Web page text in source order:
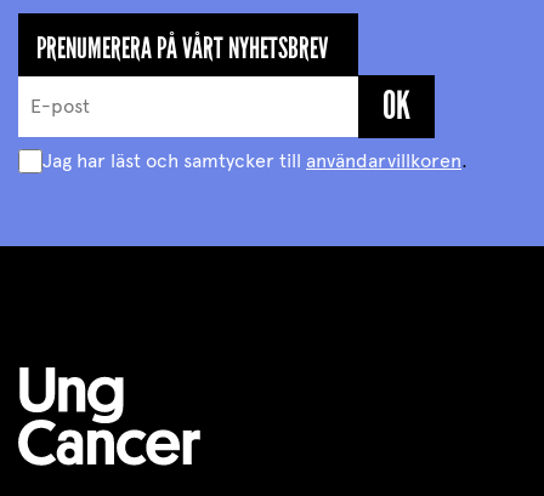
PRENUMERERA PÅ VÅRT NYHETSBREV
Jag har läst och samtycker till användarvillkoren.